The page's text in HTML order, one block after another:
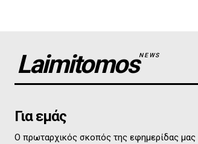
LaimitomosNEWS
Για εμάς
Ο πρωταρχικός σκοπός της εφημερίδας μας